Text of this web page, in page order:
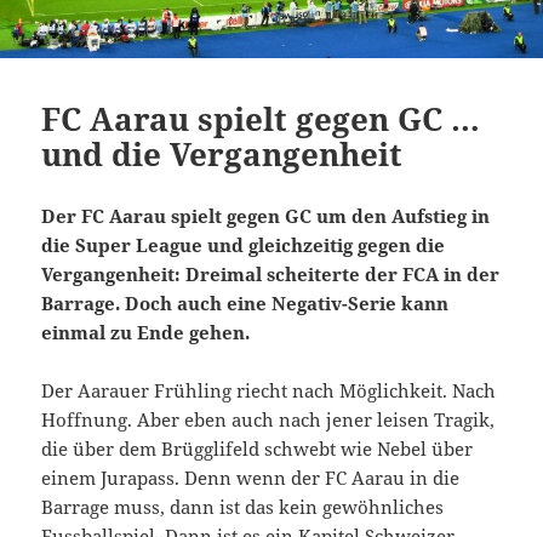
FC Aarau spielt gegen GC …
und die Vergangenheit
Der FC Aarau spielt gegen GC um den Aufstieg in
die Super League und gleichzeitig gegen die
Vergangenheit: Dreimal scheiterte der FCA in der
Barrage. Doch auch eine Negativ-Serie kann
einmal zu Ende gehen.
Der Aarauer Frühling riecht nach Möglichkeit. Nach
Hoffnung. Aber eben auch nach jener leisen Tragik,
die über dem Brügglifeld schwebt wie Nebel über
einem Jurapass. Denn wenn der FC Aarau in die
Barrage muss, dann ist das kein gewöhnliches